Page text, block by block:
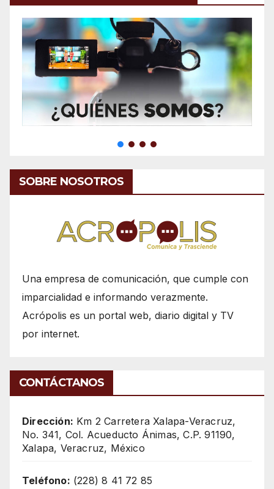
SOBRE NOSOTROS
Una empresa de comunicación, que cumple con
imparcialidad e informando verazmente.
Acrópolis es un portal web, diario digital y TV
por internet.
CONTÁCTANOS
Dirección: Km 2 Carretera Xalapa-Veracruz,
No. 341, Col. Acueducto Ánimas, C.P. 91190,
Xalapa, Veracruz, México
Teléfono: (228) 8 41 72 85